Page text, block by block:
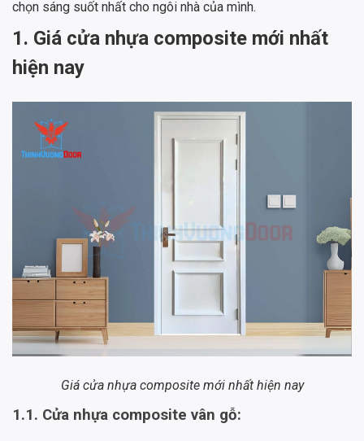
chọn sáng suốt nhất cho ngôi nhà của mình.
1. Giá cửa nhựa composite mới nhất
hiện nay
Giá cửa nhựa composite mới nhất hiện nay
1.1. Cửa nhựa composite vân gỗ: